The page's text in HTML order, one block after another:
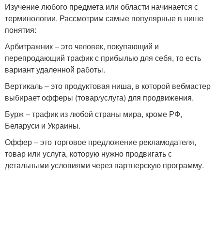
Изучение любого предмета или области начинается с
терминологии. Рассмотрим самые популярные в нише
понятия:
Арбитражник – это человек, покупающий и
перепродающий трафик с прибылью для себя, то есть
вариант удаленной работы.
Вертикаль – это продуктовая ниша, в которой вебмастер
выбирает офферы (товар/услуга) для продвижения.
Бурж – трафик из любой страны мира, кроме РФ,
Беларуси и Украины.
Оффер – это торговое предложение рекламодателя,
товар или услуга, которую нужно продвигать с
детальными условиями через партнерскую программу.